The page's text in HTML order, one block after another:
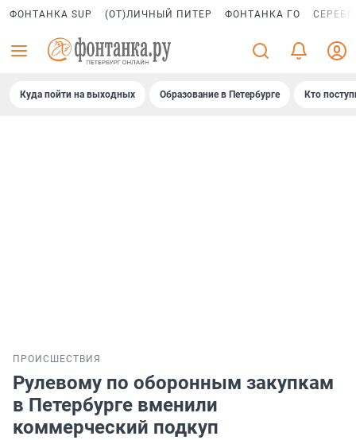
ФОНТАНКА SUP (ОТ)ЛИЧНЫЙ ПИТЕР ФОНТАНКА ГО
Куда пойти на выходных Образование в Петербурге Кто
ПРОИСШЕСТВИЯ
Рулевому по оборонным закупкам
в Петербурге вменили
коммерческий подкуп